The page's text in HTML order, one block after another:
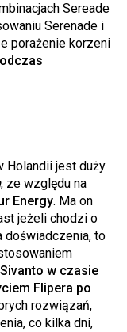
Sereade
Serenade i
porażenie korzeni
Holandii jest duży
, ze względu na
Energy. Ma on
jeżeli chodzi o
doświadczenia, to
w czasie
Flipera po
rozwiązań,
co kilka dni,